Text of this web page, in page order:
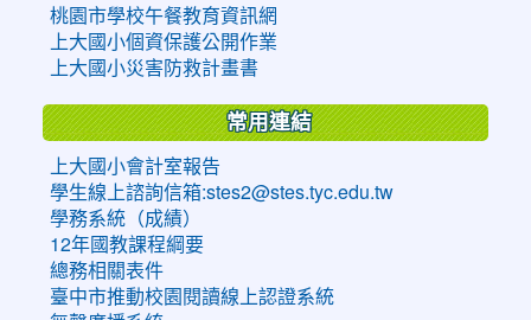
桃園市學校午餐教育資訊網
上大國小個資保護公開作業
上大國小災害防救計畫書
常用連結
上大國小會計室報告
學生線上諮詢信箱:stes2@stes.tyc.edu.tw
學務系統（成績）
12年國教課程綱要
總務相關表件
臺中市推動校園閱讀線上認證系統